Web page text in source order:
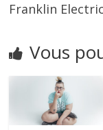
Franklin Electric
Vous